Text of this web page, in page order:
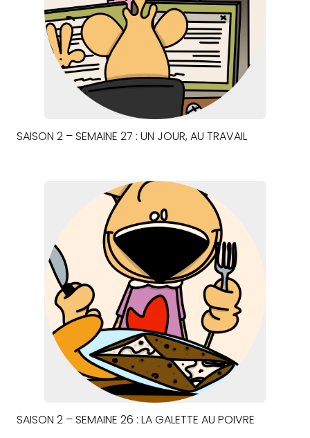
SAISON 2 – SEMAINE 27 : UN JOUR, AU TRAVAIL
SAISON 2 – SEMAINE 26 : LA GALETTE AU POIVRE